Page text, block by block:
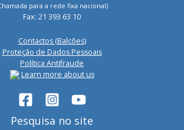
para a rede fixa nacional)
Fax: 21 393 63 10
Contactos (Balcões)
Proteção de Dados Pessoais
Política Antifraude
Learn more about us
Pesquisa no site